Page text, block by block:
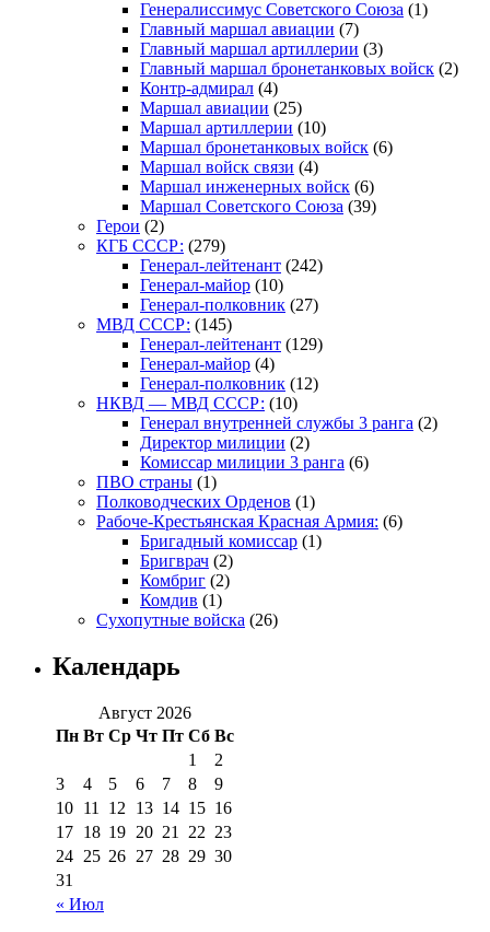
Генералиссимус Советского Союза (1)
Главный маршал авиации (7)
Главный маршал артиллерии (3)
Главный маршал бронетанковых войск (2)
Контр-адмирал (4)
Маршал авиации (25)
Маршал артиллерии (10)
Маршал бронетанковых войск (6)
Маршал войск связи (4)
Маршал инженерных войск (6)
Маршал Советского Союза (39)
Герои (2)
КГБ СССР: (279)
Генерал-лейтенант (242)
Генерал-майор (10)
Генерал-полковник (27)
МВД СССР: (145)
Генерал-лейтенант (129)
Генерал-майор (4)
Генерал-полковник (12)
НКВД — МВД СССР: (10)
Генерал внутренней службы 3 ранга (2)
Директор милиции (2)
Комиссар милиции 3 ранга (6)
ПВО страны (1)
Полководческих Орденов (1)
Рабоче-Крестьянская Красная Армия: (6)
Бригадный комиссар (1)
Бригврач (2)
Комбриг (2)
Комдив (1)
Сухопутные войска (26)
Календарь
Август 2026
Пн Вт Ср Чт Пт Сб Вс
« Июл
1
2
3
4 5 6 7 8
9
10 11 12 13 14 15 16
17 18 19 20 21 22 23
24 25 26 27 28 29 30
31